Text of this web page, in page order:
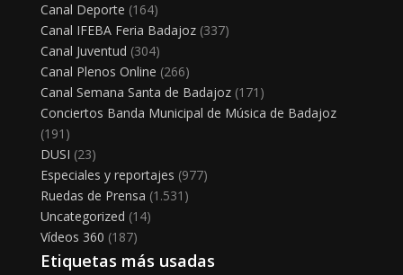
Canal Deporte (164)
Canal IFEBA Feria Badajoz(337)
Canal Juventud (304)
Canal Plenos Online (266)
Canal Semana Santa de Badajoz(171)
Conciertos Banda Municipal de Música de Badajoz
(191)
DUSI (23)
Especiales y reportajes (977)
Ruedas de Prensa (1.531)
Uncategorized (14)
Vídeos 360 (187)
Etiquetas más usadas